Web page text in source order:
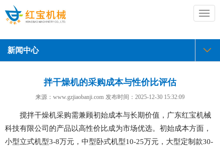
切
换
航
新闻中心
拌干燥机的采购成本与性价比评估
来源：www.gzjiaobanji.com 发布时间： 2025-12-30 15:32:09
搅拌干燥机采购需兼顾初始成本与长期价值，广东红宝机械
科技有限公司的产品以高性价比成为市场优选。初始成本方面，
小型立式机型3-8万元，中型卧式机型10-25万元，大型定制款30-